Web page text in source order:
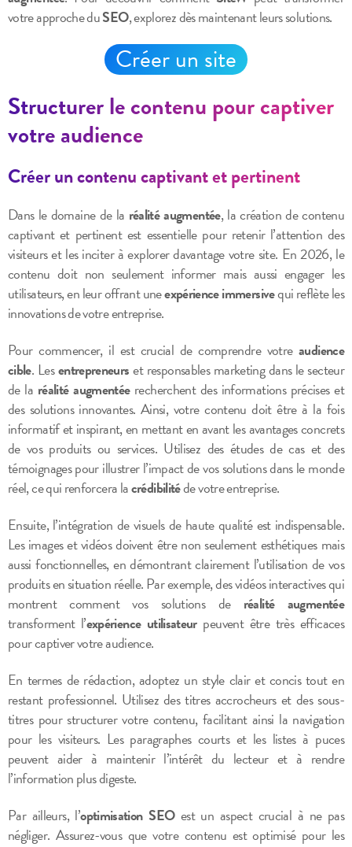
votre approche duSEO, explorez dès maintenant leurs solutions.
Créer un site
Structurer le contenu pour captiver
votre audience
Créer un contenu captivant et pertinent
Dans le domaine de la réalité augmentée, la création de contenu
captivant et pertinent est essentielle pour retenir l’attention des
visiteurs et les inciter à explorer davantage votre site. En 2026, le
contenu doit non seulement informer mais aussi engager les
utilisateurs, en leur offrant uneexpérience immersivequi reflète les
innovations de votre entreprise.
Pour commencer, il est crucial de comprendre votreaudience
cible. Lesentrepreneurset responsables marketing dans le secteur
de la réalité augmentéerecherchent des informations précises et
des solutions innovantes. Ainsi, votre contenu doit être à la fois
informatif et inspirant, en mettant en avant les avantages concrets
de vos produits ou services. Utilisez des études de cas et des
témoignages pour illustrer l’impact de vos solutions dans le monde
réel, ce qui renforcera lacrédibilitéde votre entreprise.
Ensuite, l’intégration de visuels de haute qualité est indispensable.
Les images et vidéos doivent être non seulement esthétiques mais
aussi fonctionnelles, en démontrant clairement l’utilisation de vos
produits en situation réelle. Par exemple, des vidéos interactives qui
montrent comment vos solutions de réalité augmentée
transforment l’expérience utilisateurpeuvent être très efficaces
pour captiver votre audience.
En termes de rédaction, adoptez un style clair et concis tout en
restant professionnel. Utilisez des titres accrocheurs et des sous-
titres pour structurer votre contenu, facilitant ainsi la navigation
pour les visiteurs. Les paragraphes courts et les listes à puces
peuvent aider à maintenir l’intérêt du lecteur et à rendre
l’information plus digeste.
Par ailleurs, l’optimisation SEOest un aspect crucial à ne pas
négliger. Assurez-vous que votre contenu est optimisé pour les